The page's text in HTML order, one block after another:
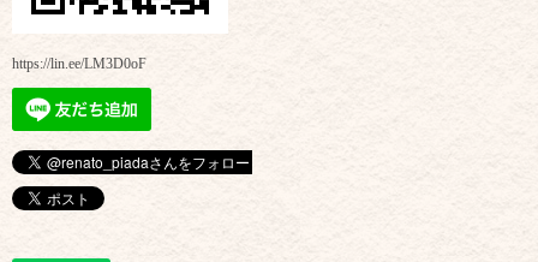
https://lin.ee/LM3D0oF